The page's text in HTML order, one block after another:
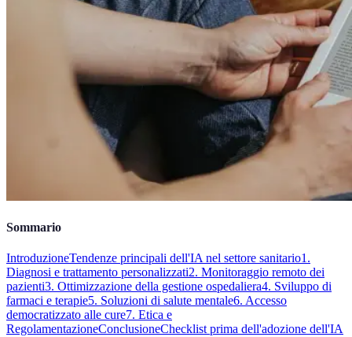
Sommario
IntroduzioneTendenze principali dell'IA nel settore sanitario1.
Diagnosi e trattamento personalizzati2. Monitoraggio remoto dei
pazienti3. Ottimizzazione della gestione ospedaliera4. Sviluppo di
farmaci e terapie5. Soluzioni di salute mentale6. Accesso
democratizzato alle cure7. Etica e
RegolamentazioneConclusioneChecklist prima dell'adozione dell'IA